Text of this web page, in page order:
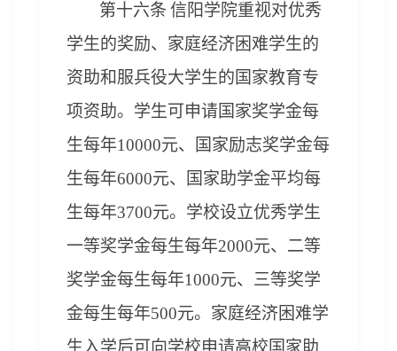
第十六条 信阳学院重视对优秀
学生的奖励、 家庭经济困难学生的
资助和服兵役大学生的国家教育专
项资助。学生可申请国家奖学金每
生每年10000元、国家励志奖学金每
生每年6000元、国家助学金平均每
生每年3700元。学校设立优秀学生
一等奖学金每生每年2000元、二等
奖学金每生每年1000元、三等奖学
金每生每年500元。家庭经济困难学
生入学后可向学校申请高校国家助